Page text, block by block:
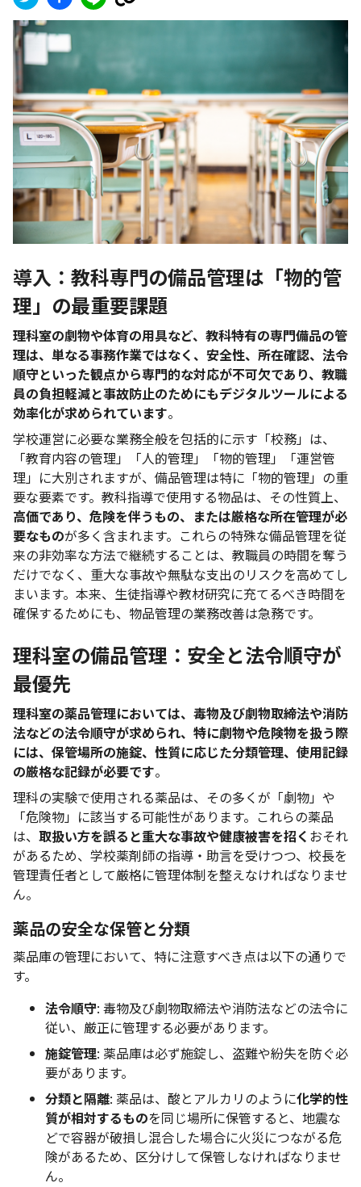
導入：教科専門の備品管理は「物的管
理」の最重要課題
理科室の劇物や体育の用具など、教科特有の専門備品の管
理は、単なる事務作業ではなく、安全性、所在確認、法令
順守といった観点から専門的な対応が不可欠であり、教職
員の負担軽減と事故防止のためにもデジタルツールによる
効率化が求められています。
学校運営に必要な業務全般を包括的に示す「校務」は、
「教育内容の管理」「人的管理」「物的管理」「運営管
理」に大別されますが、備品管理は特に「物的管理」の重
要な要素です。教科指導で使用する物品は、その性質上、
高価であり、危険を伴うもの、または厳格な所在管理が必
要なものが多く含まれます。これらの特殊な備品管理を従
来の非効率な方法で継続することは、教職員の時間を奪う
だけでなく、重大な事故や無駄な支出のリスクを高めてし
まいます。本来、生徒指導や教材研究に充てるべき時間を
確保するためにも、物品管理の業務改善は急務です。
理科室の備品管理：安全と法令順守が
最優先
理科室の薬品管理においては、毒物及び劇物取締法や消防
法などの法令順守が求められ、特に劇物や危険物を扱う際
には、保管場所の施錠、性質に応じた分類管理、使用記録
の厳格な記録が必要です。
理科の実験で使用される薬品は、その多くが「劇物」や
「危険物」に該当する可能性があります。これらの薬品
は、 取扱い方を誤ると重大な事故や健康被害を招く おそれ
があるため、学校薬剤師の指導・助言を受けつつ、校長を
管理責任者として厳格に管理体制を整えなければなりませ
ん。
薬品の安全な保管と分類
薬品庫の管理において、特に注意すべき点は以下の通りで
す。
法令順守: 毒物及び劇物取締法や消防法などの法令に
従い、厳正に管理する必要があります。
施錠管理: 薬品庫は必ず施錠し、盗難や紛失を防ぐ必
要があります。
分類と隔離: 薬品は、酸とアルカリのように化学的性
質が相対するものを同じ場所に保管すると、地震な
どで容器が破損し混合した場合に火災につながる危
険があるため、区分けして保管しなければなりませ
ん。